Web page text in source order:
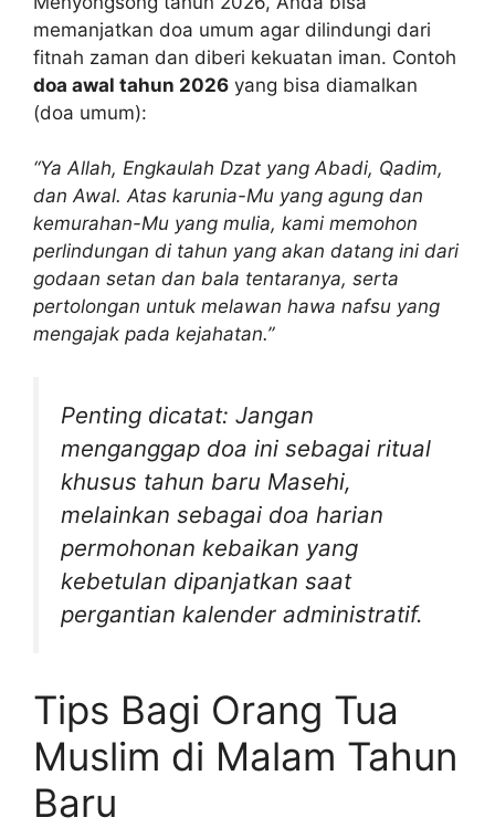
memanjatkan doa umum agar dilindungi dari
fitnah zaman dan diberi kekuatan iman. Contoh
doa awal tahun 2026 yang bisa diamalkan
(doa umum):
“Ya Allah, Engkaulah Dzat yang Abadi, Qadim,
dan Awal. Atas karunia-Mu yang agung dan
kemurahan-Mu yang mulia, kami memohon
perlindungan di tahun yang akan datang ini dari
godaan setan dan bala tentaranya, serta
pertolongan untuk melawan hawa nafsu yang
mengajak pada kejahatan.”
Penting dicatat: Jangan
menganggap doa ini sebagai ritual
khusus tahun baru Masehi,
melainkan sebagai doa harian
permohonan kebaikan yang
kebetulan dipanjatkan saat
pergantian kalender administratif.
Tips Bagi Orang Tua
Muslim di Malam Tahun
Baru